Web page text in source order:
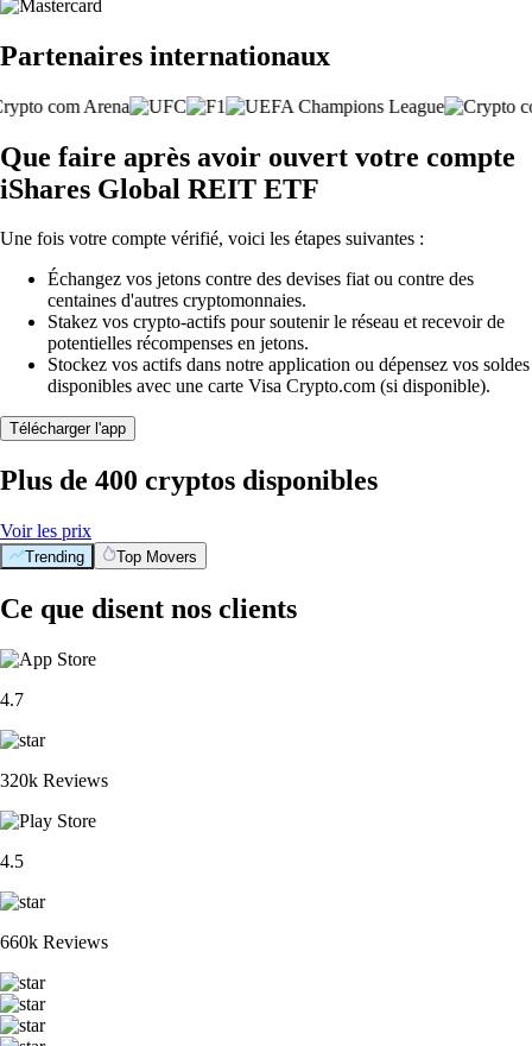
Partenaires internationaux
Que faire après avoir ouvert votre compte
iShares Global REIT ETF
Une fois votre compte vérifié, voici les étapes suivantes :
Échangez vos jetons contre des devises fiat ou contre des
centaines d'autres cryptomonnaies.
Stakez vos crypto-actifs pour soutenir le réseau et recevoir de
potentielles récompenses en jetons.
Stockez vos actifs dans notre application ou dépensez vos soldes
disponibles avec une carte Visa Crypto.com (si disponible).
Télécharger l'app
Plus de 400 cryptos disponibles
Voir les prix
Trending Top Movers
Ce que disent nos clients
4.7
320k Reviews
4.5
660k Reviews